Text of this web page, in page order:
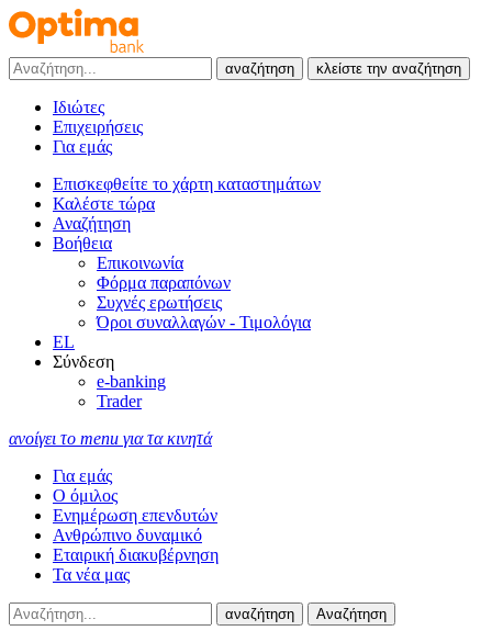
αναζήτηση κλείστε την αναζήτηση
Ιδιώτες
Επιχειρήσεις
Για εμάς
Επισκεφθείτε το χάρτη καταστημάτων
Καλέστε τώρα
Αναζήτηση
Βοήθεια
Επικοινωνία
Φόρμα παραπόνων
Συχνές ερωτήσεις
Όροι συναλλαγών - Τιμολόγια
EL
Σύνδεση
e-banking
Trader
ανοίγει το menu για τα κινητά
Για εμάς
Ο όμιλος
Ενημέρωση επενδυτών
Ανθρώπινο δυναμικό
Εταιρική διακυβέρνηση
Τα νέα μας
αναζήτηση Αναζήτηση